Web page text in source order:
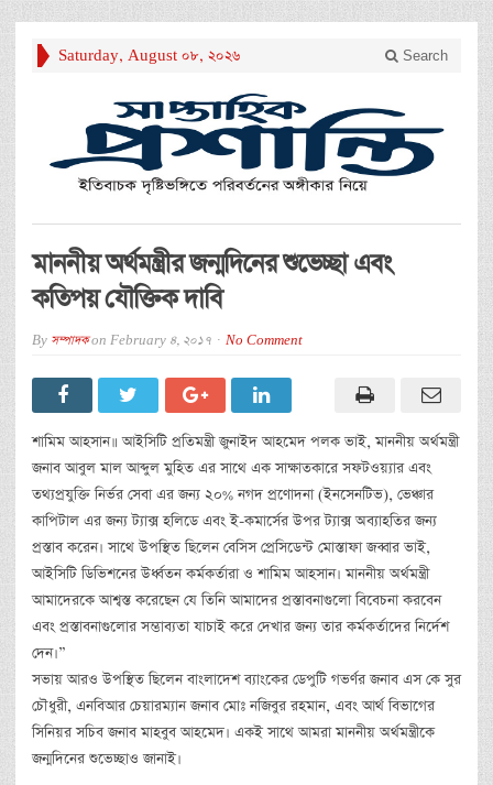
Saturday, August 08, 2026 Search
মাননীয় অর্থমন্ত্রীর জন্মদিনের শুভেচ্ছা এবং
কতিপয় যৌক্তিক দাবি
By সম্পাদকon February 4, 2017 No Comment
শামিম আহসান॥ আইসিটি প্রতিমন্ত্রী জুনাইদ আহমেদ পলক ভাই, মাননীয় অর্থমন্ত্রী
জনাব আবুল মাল আব্দুল মুহিত এর সাথে এক সাক্ষাতকারে সফটওয়্যার এবং
তথ্যপ্রযুক্তি নির্ভর সেবা এর জন্য ২০% নগদ প্রণোদনা (ইনসেনটিভ), ভেঞ্চার
কাপিটাল এর জন্য ট্যাক্স হলিডে এবং ই-কমার্সের উপর ট্যাক্স অব্যাহতির জন্য
প্রস্তাব করেন। সাথে উপস্থিত ছিলেন বেসিস প্রেসিডেন্ট মোস্তাফা জব্বার ভাই,
আইসিটি ডিভিশনের উর্ধ্বতন কর্মকর্তারা ও শামিম আহসান। মাননীয় অর্থমন্ত্রী
আমাদেরকে আশ্বস্ত করেছেন যে তিনি আমাদের প্রস্তাবনাগুলো বিবেচনা করবেন
এবং প্রস্তাবনাগুলোর সম্ভাব্যতা যাচাই করে দেখার জন্য তার কর্মকর্তাদের নির্দেশ
দেন।”
সভায় আরও উপস্থিত ছিলেন বাংলাদেশ ব্যাংকের ডেপুটি গভর্ণর জনাব এস কে সুর
চৌধুরী, এনবিআর চেয়ারম্যান জনাব মোঃ নজিবুর রহমান, এবং আর্থ বিভাগের
সিনিয়র সচিব জনাব মাহবুব আহমেদ। একই সাথে আমরা মাননীয় অর্থমন্ত্রীকে
জন্মদিনের শুভেচ্ছাও জানাই।